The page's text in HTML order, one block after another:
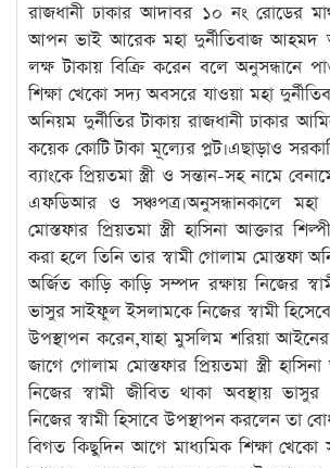
রাজধানী ঢাকার আদাবর ১০ নং রোডের
আপন ভাই আরেক মহা দুর্নীতিবাজ আহমদ
লক্ষ টাকায় বিক্রি করেন বলে অনুসন্ধানে
শিক্ষা খেকো সদ্য অবসরে যাওয়া মহা
অনিয়ম দুর্নীতির টাকায় রাজধানী ঢাকার
কয়েক কোটি টাকা মূল্যের প্লট।এছাড়াও
ব্যাংকে প্রিয়তমা স্ত্রী ও সন্তান-সহ নামে
এফডিআর ও সঞ্চপত্র।অনুসন্ধানকালে মহা
মোস্তফার প্রিয়তমা স্ত্রী হাসিনা আক্তার
করা হলে তিনি তার স্বামী গোলাম মোস্তফা
অর্জিত কাড়ি কাড়ি সম্পদ রক্ষায় নিজের
ভাসুর সাইফুল ইসলামকে নিজের স্বামী
উপস্থাপন করেন,যাহা মুসলিম শরিয়া আইনের
জাগে গোলাম মোস্তফার প্রিয়তমা স্ত্রী
নিজের স্বামী জীবিত থাকা অবস্থায়
নিজের স্বামী হিসাবে উপস্থাপন করলেন তা
বিগত কিছুদিন আগে মাধ্যমিক শিক্ষা খেকো